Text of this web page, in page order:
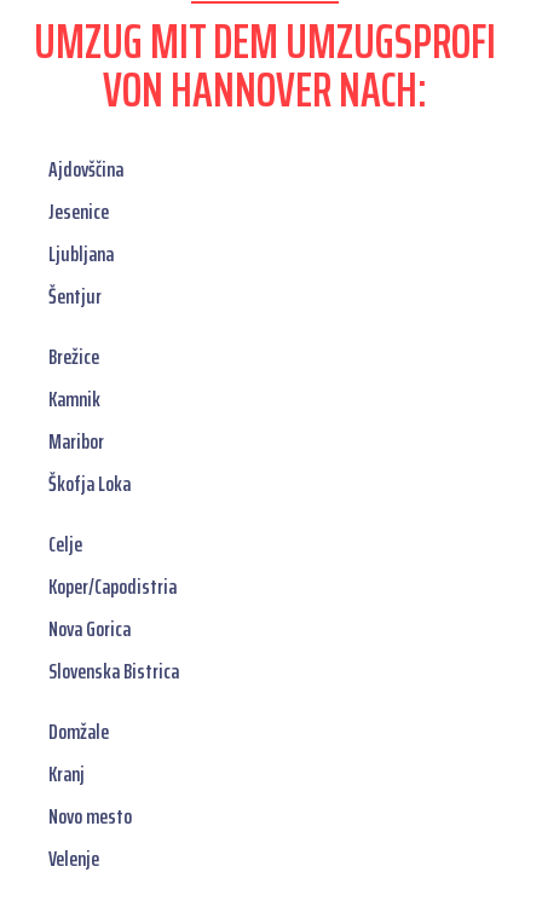
UMZUG MIT DEM UMZUGSPROFI
VON HANNOVER NACH:
Ajdovščina
Jesenice
Ljubljana
Šentjur
Brežice
Kamnik
Maribor
Škofja Loka
Celje
Koper/Capodistria
Nova Gorica
Slovenska Bistrica
Domžale
Kranj
Novo mesto
Velenje